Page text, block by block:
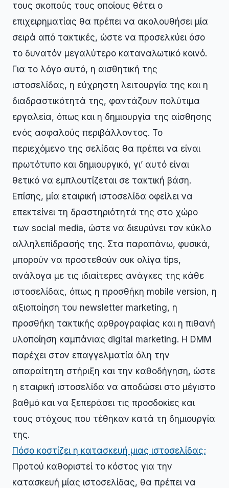
τους σκοπούς τους οποίους θέτει ο
επιχειρηματίας θα πρέπει να ακολουθήσει μία
σειρά από τακτικές, ώστε να προσελκύει όσο
το δυνατόν μεγαλύτερο καταναλωτικό κοινό.
Για το λόγο αυτό, η αισθητική της
ιστοσελίδας, η εύχρηστη λειτουργία της και η
διαδραστικότητά της, φαντάζουν πολύτιμα
εργαλεία, όπως και η δημιουργία της αίσθησης
ενός ασφαλούς περιβάλλοντος. Το
περιεχόμενο της σελίδας θα πρέπει να είναι
πρωτότυπο και δημιουργικό, γι’ αυτό είναι
θετικό να εμπλουτίζεται σε τακτική βάση.
Επίσης, μία εταιρική ιστοσελίδα οφείλει να
επεκτείνει τη δραστηριότητά της στο χώρο
των social media, ώστε να διευρύνει τον κύκλο
αλληλεπίδρασής της. Στα παραπάνω, φυσικά,
μπορούν να προστεθούν ουκ ολίγα tips,
ανάλογα με τις ιδιαίτερες ανάγκες της κάθε
ιστοσελίδας, όπως η προσθήκη mobile version, η
αξιοποίηση του newsletter marketing, η
προσθήκη τακτικής αρθρογραφίας και η πιθανή
υλοποίηση καμπάνιας digital marketing. Η DMM
παρέχει στον επαγγελματία όλη την
απαραίτητη στήριξη και την καθοδήγηση, ώστε
η εταιρική ιστοσελίδα να αποδώσει στο μέγιστο
βαθμό και να ξεπεράσει τις προσδοκίες και
τους στόχους που τέθηκαν κατά τη δημιουργία
της.
Πόσο κοστίζει η κατασκευή μιας ιστοσελίδας;
Προτού καθοριστεί το κόστος για την
κατασκευή μίας ιστοσελίδας, θα πρέπει να